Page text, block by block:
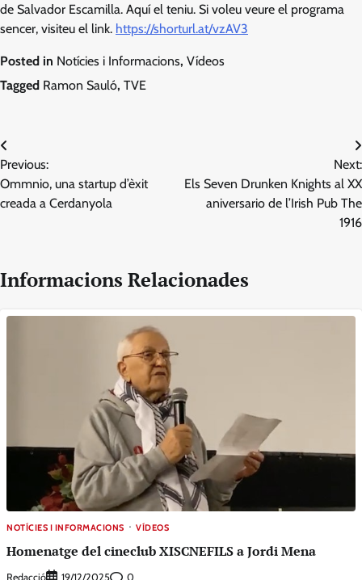
de Salvador Escamilla. Aquí el teniu. Si voleu veure el programa
sencer, visiteu el link. https://shorturl.at/vzAV3
Posted in Notícies i Informacions, Vídeos
Tagged Ramon Sauló, TVE
Navegació
d'entrades
Previous:
Ommnio, una startup d’èxit
creada a Cerdanyola
Next:
Els Seven Drunken Knights al XX
aniversario de l’Irish Pub The
1916
Informacions Relacionades
NOTÍCIES I INFORMACIONS VÍDEOS
Homenatge del cineclub XISCNEFILS a Jordi Mena
Redacció 19/12/2025 0